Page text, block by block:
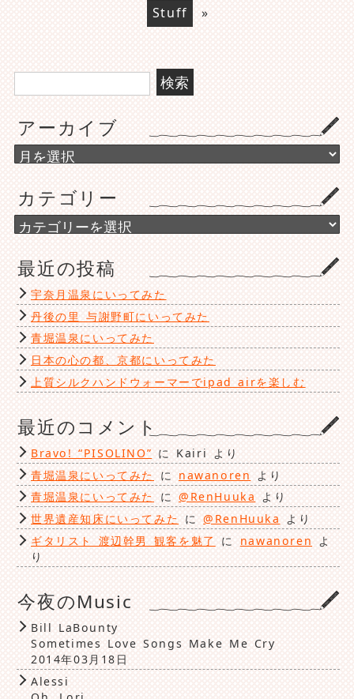
Stuff »
検
索:
アーカイブ
ア
ー
イ
ブ
カテゴリー
カ
テ
リ
ー
最近の投稿
宇奈月温泉にいってみた
丹後の里 与謝野町にいってみた
青堀温泉にいってみた
日本の心の都、京都にいってみた
上質シルクハンドウォーマーでipad airを楽しむ
最近のコメント
Bravo! “PISOLINO” に Kairi より
青堀温泉にいってみた
に nawanoren
より
青堀温泉にいってみた
に @RenHuuka より
世界遺産知床にいってみた に@RenHuuka より
ギタリスト 渡辺幹男 観客を魅了
に nawanoren よ
り
今夜のMusic
Bill LaBounty
Sometimes Love Songs Make Me Cry
2014年03月18日
Alessi